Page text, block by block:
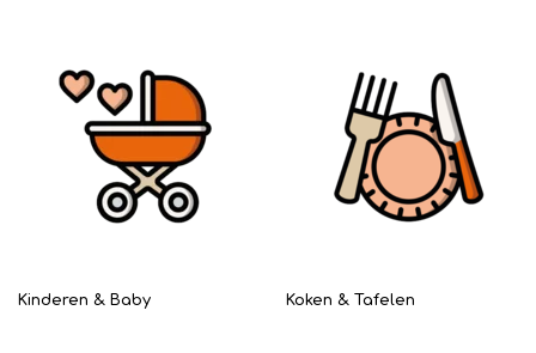
Kinderen & Baby Koken & Tafelen